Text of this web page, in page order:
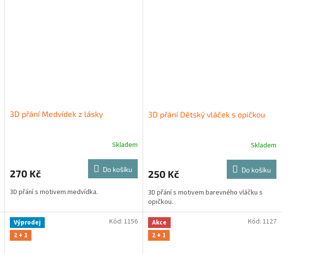
3D přání Medvídek z lásky
Skladem
270 Kč Do košíku
3D přání s motivem medvídka.
3D přání Dětský vláček s opičkou
Skladem
250 Kč Do košíku
3D přání s motivem barevného vláčku s
opičkou.
Výprodej
2 + 1
Kód: 1156
Akce
2 + 1
Kód: 1127